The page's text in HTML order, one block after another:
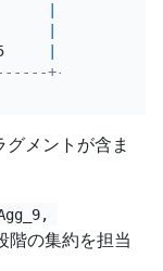
+---------
グメントが含ま
階の集約を担当